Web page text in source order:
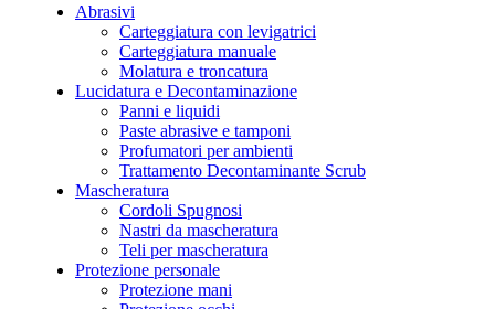
Tipologia lucidatura e decontaminazione
Abrasivi
Carteggiatura con levigatrici
Carteggiatura manuale
Molatura e troncatura
Lucidatura e Decontaminazione
Panni e liquidi
Paste abrasive e tamponi
Profumatori per ambienti
Trattamento Decontaminante Scrub
Mascheratura
Cordoli Spugnosi
Nastri da mascheratura
Teli per mascheratura
Protezione personale
Protezione mani